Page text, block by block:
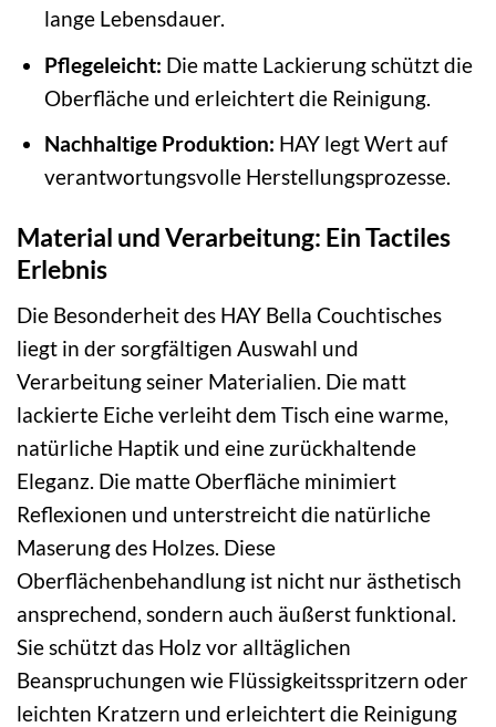
lange Lebensdauer.
Pflegeleicht: Die matte Lackierung schützt die
Oberfläche und erleichtert die Reinigung.
Nachhaltige Produktion: HAY legt Wert auf
verantwortungsvolle Herstellungsprozesse.
Material und Verarbeitung: Ein Tactiles
Erlebnis
Die Besonderheit des HAY Bella Couchtisches
liegt in der sorgfältigen Auswahl und
Verarbeitung seiner Materialien. Die matt
lackierte Eiche verleiht dem Tisch eine warme,
natürliche Haptik und eine zurückhaltende
Eleganz. Die matte Oberfläche minimiert
Reflexionen und unterstreicht die natürliche
Maserung des Holzes. Diese
Oberflächenbehandlung ist nicht nur ästhetisch
ansprechend, sondern auch äußerst funktional.
Sie schützt das Holz vor alltäglichen
Beanspruchungen wie Flüssigkeitsspritzern oder
leichten Kratzern und erleichtert die Reinigung